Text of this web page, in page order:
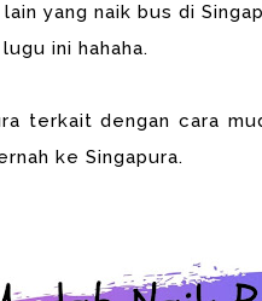
yang naik bus di
ini hahaha.
terkait dengan cara
ke Singapura.